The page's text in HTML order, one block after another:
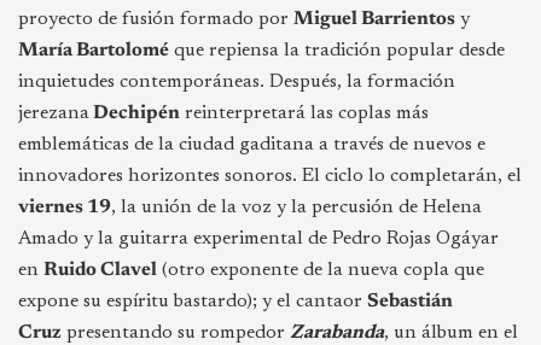
proyecto de fusión formado por Miguel Barrientos y
María Bartolomé que repiensa la tradición popular desde
inquietudes contemporáneas. Después, la formación
jerezanaDechipén reinterpretará las coplas más
emblemáticas de la ciudad gaditana a través de nuevos e
innovadores horizontes sonoros. El ciclo lo completarán, el
viernes 19, la unión de la voz y la percusión de Helena
Amado y la guitarra experimental de Pedro Rojas Ogáyar
en Ruido Clavel (otro exponente de la nueva copla que
expone su espíritu bastardo); y el cantaor Sebastián
Cruz presentando su rompedor Zarabanda, un álbum en el